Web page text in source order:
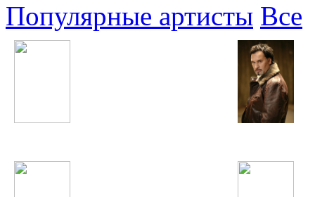
Популярные артисты Все